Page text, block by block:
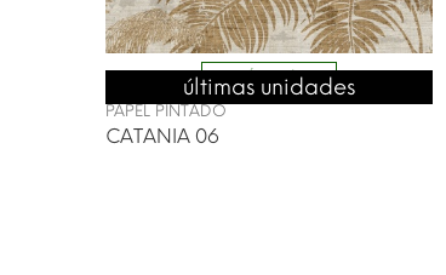
ENVÍO 24/48H
SELECTION
últimas unidades
PAPEL PINTADO
CATANIA 06